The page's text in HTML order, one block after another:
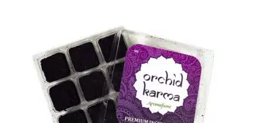
på
varesiden